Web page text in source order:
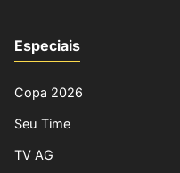
Especiais
Copa 2026
Seu Time
TV AG